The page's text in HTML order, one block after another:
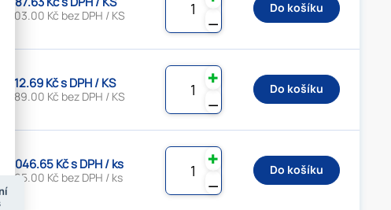
403.00 Kč bez DPH / KS ⚊
Do košíku
712.69 Kč s DPH / KS
589.00 Kč bez DPH / KS ⚊
✚
Do košíku
1 046.65 Kč s DPH / ks
865.00 Kč bez DPH / ks ⚊
✚
Do košíku